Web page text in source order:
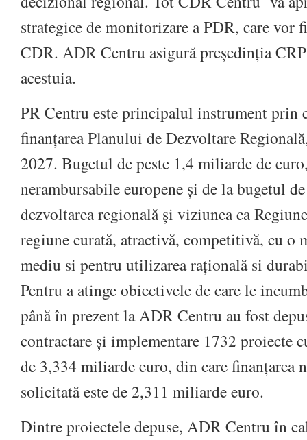
strategice de monitorizare a PDR, care vor
CDR. ADR Centru asigură președinția
acestuia.
PR Centru este principalul instrument prin
finanțarea Planului de Dezvoltare
2027. Bugetul de peste 1,4 miliarde de
nerambursabile europene și de la bugetul
dezvoltarea regională și viziunea ca
regiune curată, atractivă, competitivă, cu o
mediu si pentru utilizarea rațională si
Pentru a atinge obiectivele de care le
până în prezent la ADR Centru au fost
contractare și implementare 1732 proiecte
de 3,334 miliarde euro, din care finanțarea
solicitată este de 2,311 miliarde euro.
Dintre proiectele depuse, ADR Centru în